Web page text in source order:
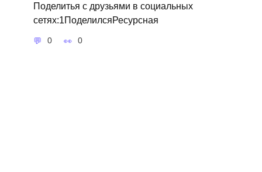
Поделитья с друзьями в социальных
сетях:1ПоделилсяРесурсная
0 0